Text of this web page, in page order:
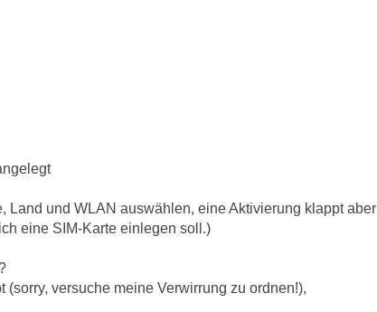
Land und WLAN auswählen, eine Aktivierung klappt aber
eine SIM-Karte einlegen soll.)
versuche meine Verwirrung zu ordnen!),